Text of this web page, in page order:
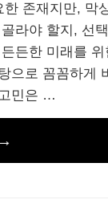
존재지만, 막
라야 할지, 선
든한 미래를
으로 꼼꼼하게
민은 …